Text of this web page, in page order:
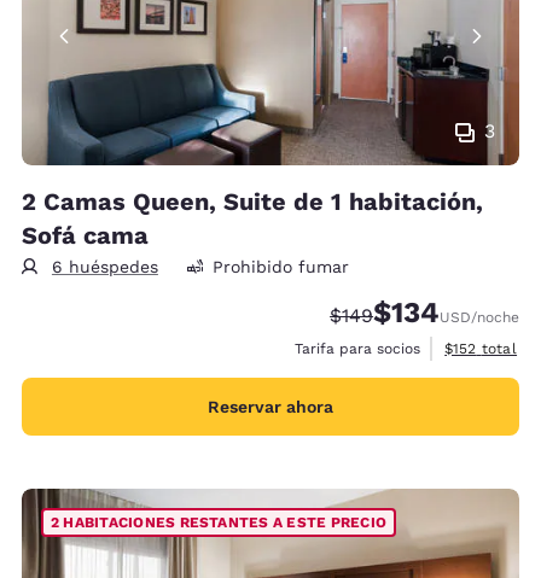
3
2 Camas Queen, Suite de 1 habitación,
Sofá cama
6 huéspedes Prohibido fumar
Precio tachado:
$149Precio con
$134USD/noche
Tarifa para socios
Ver detalles
$152 total
Reservar ahora
2 HABITACIONES RESTANTES A ESTE PRECIO